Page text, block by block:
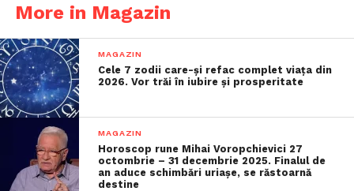
More in Magazin
MAGAZIN
Cele 7 zodii care-și refac complet viața din
2026. Vor trăi în iubire și prosperitate
MAGAZIN
Horoscop rune Mihai Voropchievici 27
octombrie – 31 decembrie 2025. Finalul de
an aduce schimbări uriașe, se răstoarnă
destine